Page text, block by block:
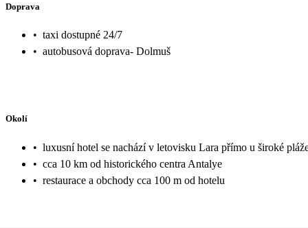
Doprava
• taxi dostupné 24/7
• autobusová doprava- Dolmuš
Okolí
• luxusní hotel se nachází v letovisku Lara přímo u široké
• cca 10 km od historického centra Antalye
• restaurace a obchody cca 100 m od hotelu